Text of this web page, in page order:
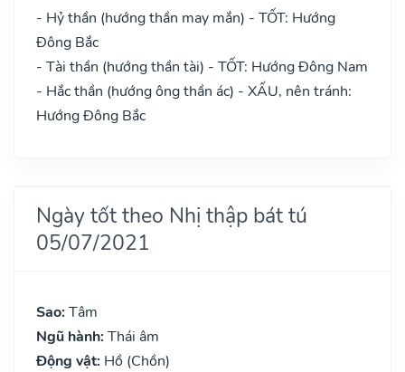
- Hỷ thần (hướng thần may mắn) - TỐT: Hướng
Đông Bắc
- Tài thần (hướng thần tài) - TỐT: Hướng Đông Nam
- Hắc thần (hướng ông thần ác) - XẤU, nên tránh:
Hướng Đông Bắc
Ngày tốt theo Nhị thập bát tú
05/07/2021
Sao: Tâm
Ngũ hành: Thái âm
Động vật: Hồ (Chồn)